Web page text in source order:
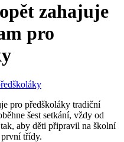
zahajuje
pro
pro předškoláky tradiční
šest setkání, vždy od
aby děti připravil na školní
třídy.